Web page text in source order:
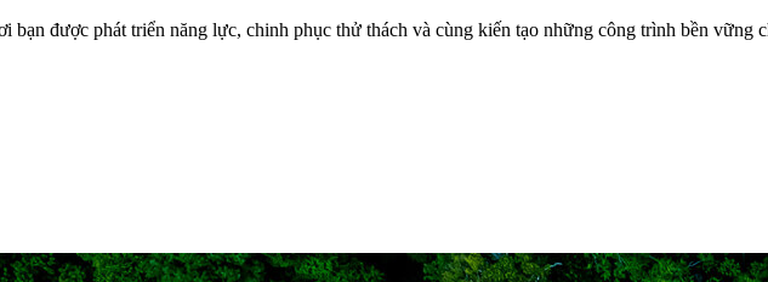
bạn được phát triển năng lực, chinh phục thử thách và cùng kiến tạo những công trình bền vững